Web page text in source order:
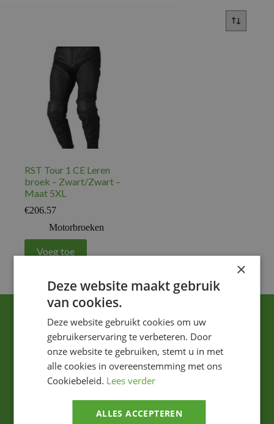
RST Tour 1 CE Leren
broek – Zwart/Zwart –
Maat 5XL
€206.57
Motorbroeken
Voeg toe
Ik ga akkoord met het privacybeleid.
×
Deze website maakt gebruik
van cookies.
Deze website gebruikt cookies om uw
gebruikerservaring te verbeteren. Door
onze website te gebruiken, stemt u in met
alle cookies in overeenstemming met ons
Cookiebeleid. Lees verder
ALLES ACCEPTEREN